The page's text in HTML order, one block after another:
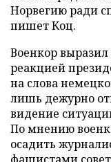
Норвегию ради
пишет Коц.
Военкор
реакцией
на слова
лишь дежурно
видение
По мнению
осадить